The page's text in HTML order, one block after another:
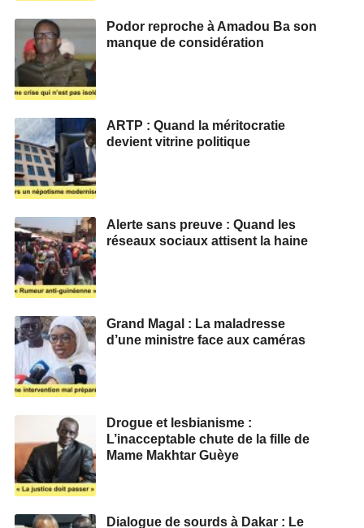
Podor reproche à Amadou Ba son
manque de considération
ARTP : Quand la méritocratie
devient vitrine politique
Alerte sans preuve : Quand les
réseaux sociaux attisent la haine
Grand Magal : La maladresse
d’une ministre face aux caméras
Drogue et lesbianisme :
L’inacceptable chute de la fille de
Mame Makhtar Guèye
Dialogue de sourds à Dakar : Le